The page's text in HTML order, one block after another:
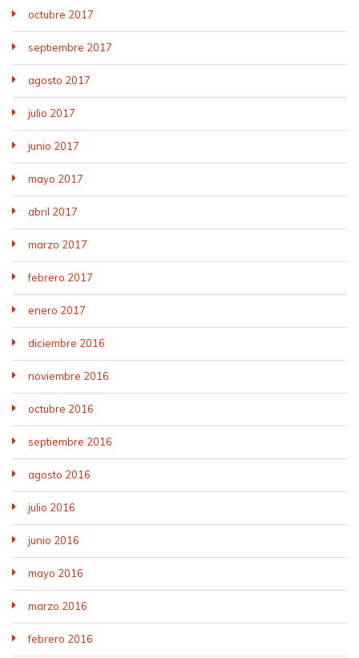
octubre 2017
septiembre 2017
agosto 2017
julio 2017
junio 2017
mayo 2017
abril 2017
marzo 2017
febrero 2017
enero 2017
diciembre 2016
noviembre 2016
octubre 2016
septiembre 2016
agosto 2016
julio 2016
junio 2016
mayo 2016
marzo 2016
febrero 2016